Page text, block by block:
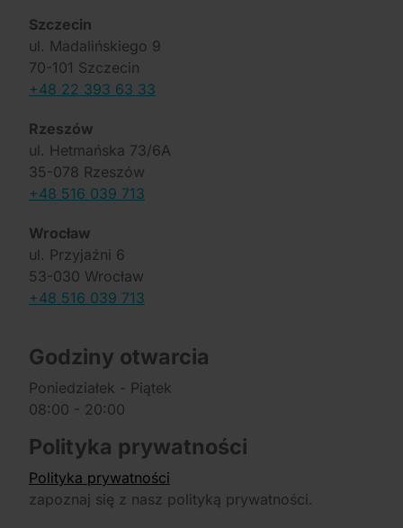
Szczecin
ul. Madalińskiego 9
70-101 Szczecin
+48 22 393 63 33
Rzeszów
ul. Hetmańska 73/6A
35-078 Rzeszów
+48 516 039 713
Wrocław
ul. Przyjaźni 6
53-030 Wrocław
+48 516 039 713
Godziny otwarcia
Poniedziałek - Piątek
08:00 - 20:00
Polityka prywatności
Polityka prywatności
zapoznaj się z nasz polityką prywatności.